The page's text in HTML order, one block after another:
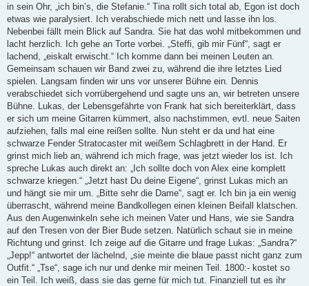
in sein Ohr, „ich bin’s, die Stefanie.“ Tina rollt sich total ab, Egon ist doch
etwas wie paralysiert. Ich verabschiede mich nett und lasse ihn los.
Nebenbei fällt mein Blick auf Sandra. Sie hat das wohl mitbekommen und
lacht herzlich. Ich gehe an Torte vorbei. „Steffi, gib mir Fünf“, sagt er
lachend, „eiskalt erwischt.“ Ich komme dann bei meinen Leuten an.
Gemeinsam schauen wir Band zwei zu, während die ihre letztes Lied
spielen. Langsam finden wir uns vor unserer Bühne ein. Dennis
verabschiedet sich vorrübergehend und sagte uns an, wir betreten unsere
Bühne. Lukas, der Lebensgefährte von Frank hat sich bereiterklärt, dass
er sich um meine Gitarren kümmert, also nachstimmen, evtl. neue Saiten
aufziehen, falls mal eine reißen sollte. Nun steht er da und hat eine
schwarze Fender Stratocaster mit weißem Schlagbrett in der Hand. Er
grinst mich lieb an, während ich mich frage, was jetzt wieder los ist. Ich
spreche Lukas auch direkt an: „Ich sollte doch von Alex eine komplett
schwarze kriegen.“ „Jetzt hast Du deine Eigene“, grinst Lukas mich an
und hängt sie mir um. „Bitte sehr die Dame“, sagt er. Ich bin ja ein wenig
überrascht, während meine Bandkollegen einen kleinen Beifall klatschen.
Aus den Augenwinkeln sehe ich meinen Vater und Hans, wie sie Sandra
auf den Tresen von der Bier Bude setzen. Natürlich schaut sie in meine
Richtung und grinst. Ich zeige auf die Gitarre und frage Lukas: „Sandra?“
„Jepp!“ antwortet der lächelnd, „sie meinte die blaue passt nicht ganz zum
Outfit.“ „Tse“, sage ich nur und denke mir meinen Teil. 1800:- kostet so
ein Teil. Ich weiß, dass sie das gerne für mich tut. Finanziell tut es ihr